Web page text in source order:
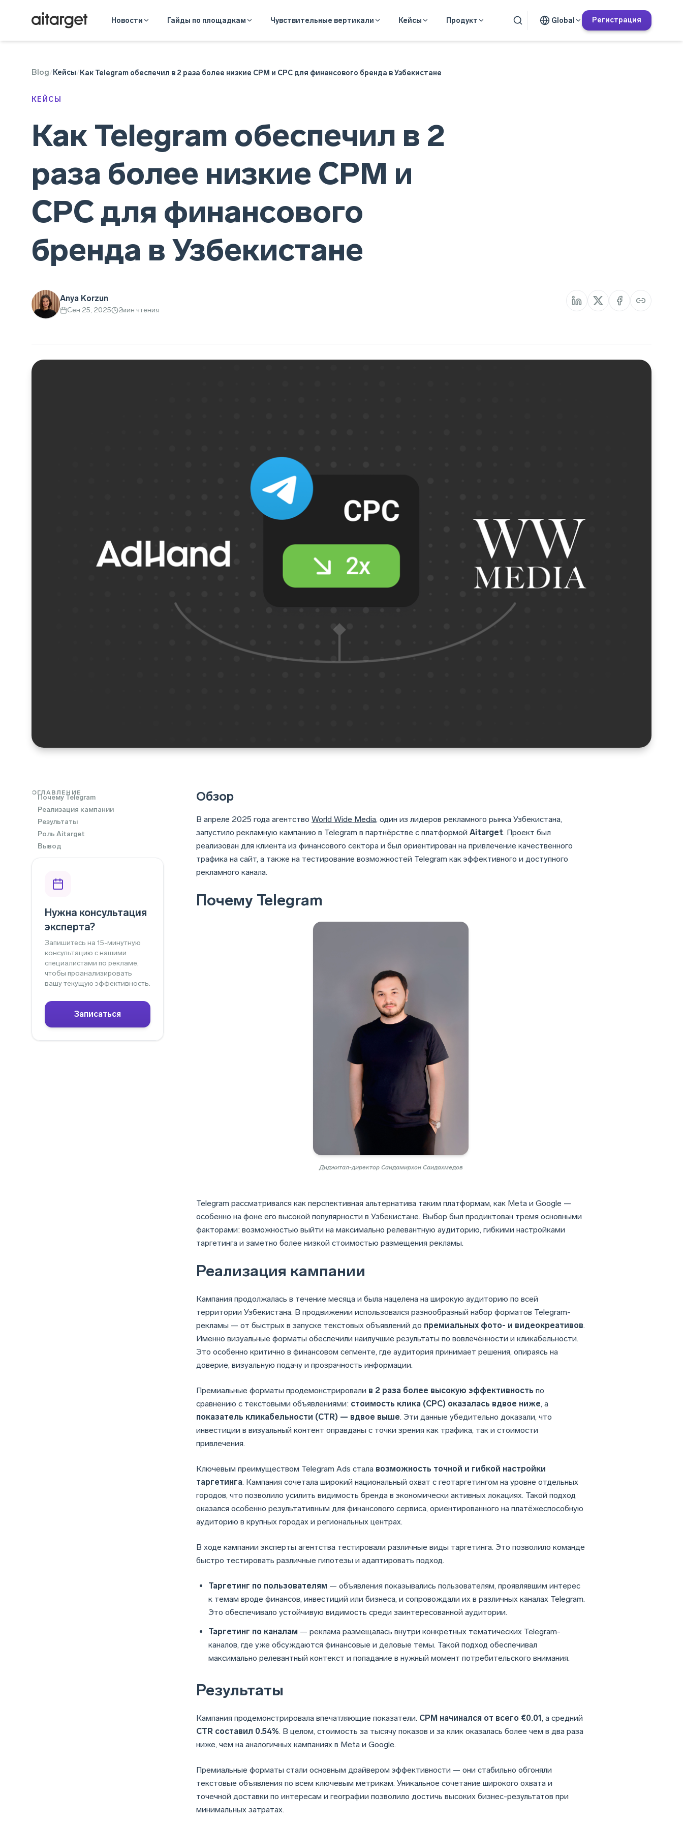
Новости Гайды по площадкам Чувствительные вертикали Кейсы Продукт Global Регистрация
Blog/Кейсы/Как Telegram обеспечил в 2 раза более низкие СPM и CPC для финансового бренда в Узбекистане
КЕЙСЫ
Telegram Ads
Как Telegram обеспечил в 2
раза более низкие СPM и
CPC для финансового
бренда в Узбекистане
Anya Korzun
Сен 25, 2025 2мин чтения
ОГЛАВЛЕНИЕ
Почему Telegram
Реализация кампании
Результаты
Роль Aitarget
Вывод
Нужна консультация
эксперта?
Запишитесь на 15-минутную
консультацию с нашими
специалистами по рекламе,
чтобы проанализировать
вашу текущую эффективность.
Записаться
Обзор
В апреле 2025 года агентство World Wide Media, один из лидеров рекламного рынка Узбекистана,
запустило рекламную кампанию в Telegram в партнёрстве с платформой Aitarget. Проект был
реализован для клиента из финансового сектора и был ориентирован на привлечение качественного
трафика на сайт, а также на тестирование возможностей Telegram как эффективного и доступного
рекламного канала.
Почему Telegram
Диджитал-директор Саидамирхон Саидахмедов
Telegram рассматривался как перспективная альтернатива таким платформам, как Meta и Google —
особенно на фоне его высокой популярности в Узбекистане. Выбор был продиктован тремя основными
факторами: возможностью выйти на максимально релевантную аудиторию, гибкими настройками
таргетинга и заметно более низкой стоимостью размещения рекламы.
Реализация кампании
Кампания продолжалась в течение месяца и была нацелена на широкую аудиторию по всей
территории Узбекистана. В продвижении использовался разнообразный набор форматов Telegram-
рекламы — от быстрых в запуске текстовых объявлений до премиальных фото- и видеокреативов.
Именно визуальные форматы обеспечили наилучшие результаты по вовлечённости и кликабельности.
Это особенно критично в финансовом сегменте, где аудитория принимает решения, опираясь на
доверие, визуальную подачу и прозрачность информации.
Премиальные форматы продемонстрировали в 2 раза более высокую эффективность по
сравнению с текстовыми объявлениями: стоимость клика (CPC) оказалась вдвое ниже, а
показатель кликабельности (CTR) — вдвое выше. Эти данные убедительно доказали, что
инвестиции в визуальный контент оправданы с точки зрения как трафика, так и стоимости
привлечения.
Ключевым преимуществом Telegram Ads стала возможность точной и гибкой настройки
таргетинга. Кампания сочетала широкий национальный охват с геотаргетингом на уровне отдельных
городов, что позволило усилить видимость бренда в экономически активных локациях. Такой подход
оказался особенно результативным для финансового сервиса, ориентированного на платёжеспособную
аудиторию в крупных городах и региональных центрах.
В ходе кампании эксперты агентства тестировали различные виды таргетинга. Это позволило команде
быстро тестировать различные гипотезы и адаптировать подход.
Таргетинг по пользователям — объявления показывались пользователям, проявлявшим интерес
к темам вроде финансов, инвестиций или бизнеса, и сопровождали их в различных каналах Telegram.
Это обеспечивало устойчивую видимость среди заинтересованной аудитории.
Таргетинг по каналам — реклама размещалась внутри конкретных тематических Telegram-
каналов, где уже обсуждаются финансовые и деловые темы. Такой подход обеспечивал
максимально релевантный контекст и попадание в нужный момент потребительского внимания.
Результаты
Кампания продемонстрировала впечатляющие показатели. CPM начинался от всего €0.01, а средний
CTR составил 0.54%. В целом, стоимость за тысячу показов и за клик оказалась более чем в два раза
ниже, чем на аналогичных кампаниях в Meta и Google.
Премиальные форматы стали основным драйвером эффективности — они стабильно обгоняли
текстовые объявления по всем ключевым метрикам. Уникальное сочетание широкого охвата и
точечной доставки по интересам и географии позволило достичь высоких бизнес-результатов при
минимальных затратах.